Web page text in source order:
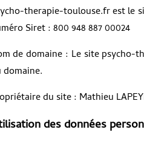
therapie-toulouse.fr est le
Siret : 800 948 887 00024
de domaine : Le site psycho-
domaine.
du site : Mathieu
des données